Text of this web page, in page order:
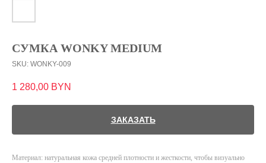
СУМКА WONKY MEDIUM
SKU: WONKY-009
1 280,00 BYN
ЗАКАЗАТЬ
Материал: натуральная кожа средней плотности и жесткости, чтобы визуально